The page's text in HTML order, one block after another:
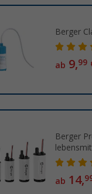
Berger
ab 9,99
Berger
ab 14,